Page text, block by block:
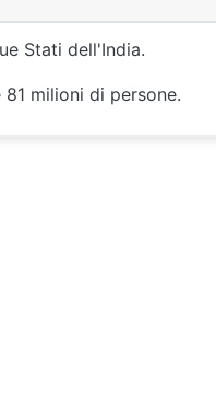
Stati dell'India.
milioni di persone.